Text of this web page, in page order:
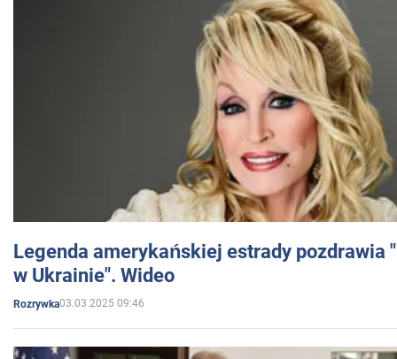
Legenda amerykańskiej estrady pozdrawia
w Ukrainie". Wideo
Rozrywka03.03.2025 09:46